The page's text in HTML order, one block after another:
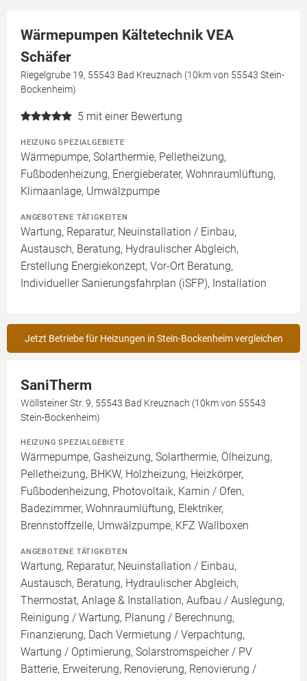
Wärmepumpen Kältetechnik VEA
Schäfer
Riegelgrube 19, 55543 Bad Kreuznach (10km von 55543 Stein-
Bockenheim)
5 mit einer Bewertung
HEIZUNG SPEZIALGEBIETE
Wärmepumpe, Solarthermie, Pelletheizung,
Fußbodenheizung, Energieberater, Wohnraumlüftung,
Klimaanlage, Umwälzpumpe
ANGEBOTENE TÄTIGKEITEN
Wartung, Reparatur, Neuinstallation / Einbau,
Austausch, Beratung, Hydraulischer Abgleich,
Erstellung Energiekonzept, Vor-Ort Beratung,
Individueller Sanierungsfahrplan (iSFP), Installation
Jetzt Betriebe für Heizungen in Stein-Bockenheim vergleichen
SaniTherm
Wöllsteiner Str. 9, 55543 Bad Kreuznach (10km von 55543
Stein-Bockenheim)
HEIZUNG SPEZIALGEBIETE
Wärmepumpe, Gasheizung, Solarthermie, Ölheizung,
Pelletheizung, BHKW, Holzheizung, Heizkörper,
Fußbodenheizung, Photovoltaik, Kamin / Ofen,
Badezimmer, Wohnraumlüftung, Elektriker,
Brennstoffzelle, Umwälzpumpe, KFZ Wallboxen
ANGEBOTENE TÄTIGKEITEN
Wartung, Reparatur, Neuinstallation / Einbau,
Austausch, Beratung, Hydraulischer Abgleich,
Thermostat, Anlage & Installation, Aufbau / Auslegung,
Reinigung / Wartung, Planung / Berechnung,
Finanzierung, Dach Vermietung / Verpachtung,
Wartung / Optimierung, Solarstromspeicher / PV
Batterie, Erweiterung, Renovierung, Renovierung /